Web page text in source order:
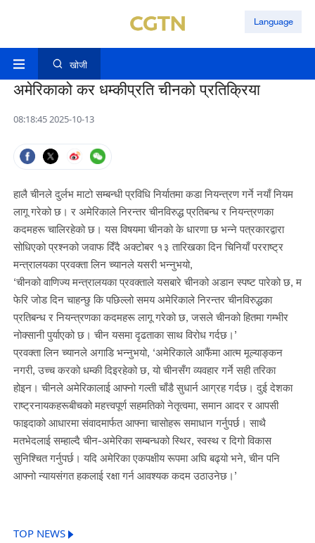
Language
खोजी
अमेरिकाको कर धम्कीप्रति चीनको प्रतिक्रिया
08:18:45 2025-10-13
हालै चीनले दुर्लभ माटो सम्बन्धी प्रविधि निर्यातमा कडा नियन्त्रण गर्ने नयाँ नियम
लागू गरेको छ। र अमेरिकाले निरन्तर चीनविरुद्ध प्रतिबन्ध र नियन्त्रणका
कदमहरू चालिरहेको छ। यस विषयमा चीनको के धारणा छ भन्ने पत्रकारद्वारा
सोधिएको प्रश्नको जवाफ दिँदै अक्टोबर १३ तारिखका दिन चिनियाँ परराष्ट्र
मन्त्रालयका प्रवक्ता लिन च्यानले यसरी भन्नुभयो,
‘चीनको वाणिज्य मन्त्रालयका प्रवक्ताले यसबारे चीनको अडान स्पष्ट पारेको छ, म
फेरि जोड दिन चाहन्छु कि पछिल्लो समय अमेरिकाले निरन्तर चीनविरुद्धका
प्रतिबन्ध र नियन्त्रणका कदमहरू लागू गरेको छ, जसले चीनको हितमा गम्भीर
नोक्सानी पुर्याएको छ। चीन यसमा दृढताका साथ विरोध गर्दछ।’
प्रवक्ता लिन च्यानले अगाडि भन्नुभयो, ‘अमेरिकाले आफैंमा आत्म मूल्याङ्कन
नगरी, उच्च करको धम्की दिइरहेको छ, यो चीनसँग व्यवहार गर्ने सही तरिका
होइन। चीनले अमेरिकालाई आफ्नो गल्ती चाँडै सुधार्न आग्रह गर्दछ। दुई देशका
राष्ट्रनायकहरूबीचको महत्त्वपूर्ण सहमतिको नेतृत्वमा, समान आदर र आपसी
फाइदाको आधारमा संवादमार्फत आफ्ना चासोहरू समाधान गर्नुपर्छ। साथै
मतभेदलाई सम्हाल्दै चीन-अमेरिका सम्बन्धको स्थिर, स्वस्थ र दिगो विकास
सुनिश्चित गर्नुपर्छ। यदि अमेरिका एकपक्षीय रूपमा अघि बढ्यो भने, चीन पनि
आफ्नो न्यायसंगत हकलाई रक्षा गर्न आवश्यक कदम उठाउनेछ।’
TOP NEWS